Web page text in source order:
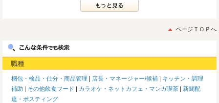
ページＴＯＰへ
職種
梱包・検品・仕分・商品管理 店長・マネージャー/候補
キッチン・調理
補助
その他飲食フード カラオケ・ネットカフェ・マンガ喫茶
新聞配
達・ポスティング